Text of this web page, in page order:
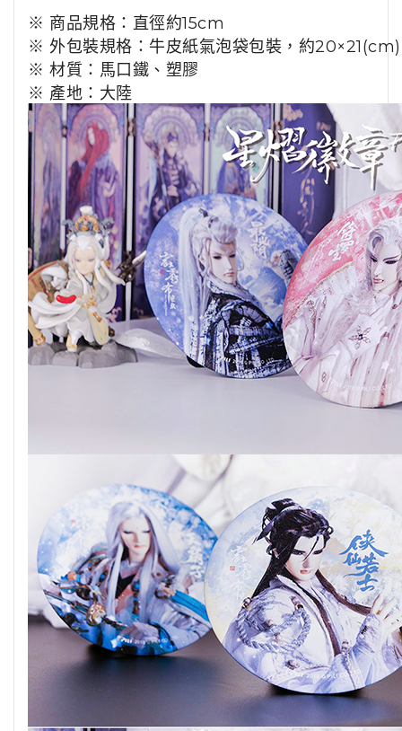
※ 商品規格：直徑約15cm
※ 外包裝規格：牛皮紙氣泡袋包裝，約20×21(cm)
※ 材質：馬口鐵、塑膠
※ 產地：大陸